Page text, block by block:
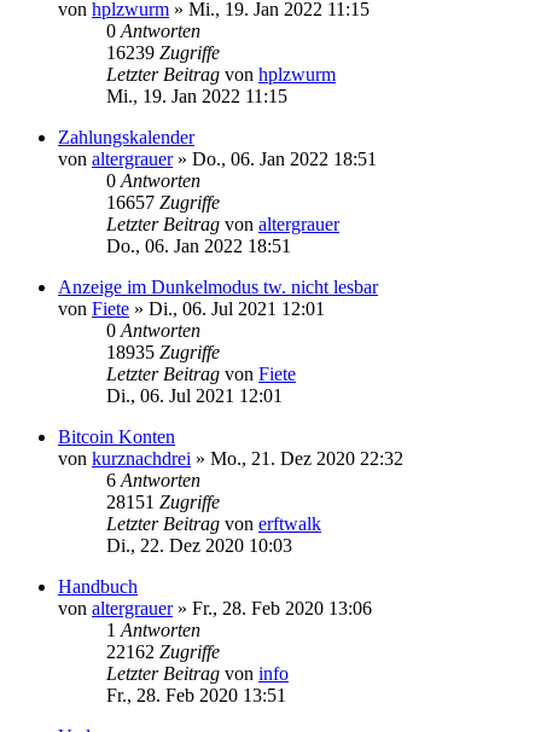
von hplzwurm » Mi., 19. Jan 2022 11:15
0 Antworten
16239 Zugriffe
Letzter Beitrag von hplzwurm
Mi., 19. Jan 2022 11:15
Zahlungskalender
von altergrauer» Do., 06. Jan 2022 18:51
0 Antworten
16657 Zugriffe
Letzter Beitrag von altergrauer
Do., 06. Jan 2022 18:51
Anzeige im Dunkelmodus tw. nicht lesbar
von Fiete » Di., 06. Jul 2021 12:01
0 Antworten
18935 Zugriffe
Letzter Beitrag von Fiete
Di., 06. Jul 2021 12:01
Bitcoin Konten
von kurznachdrei » Mo., 21. Dez 2020 22:32
6 Antworten
28151 Zugriffe
Letzter Beitrag von erftwalk
Di., 22. Dez 2020 10:03
Handbuch
von altergrauer» Fr., 28. Feb 2020 13:06
1 Antworten
22162 Zugriffe
Letzter Beitrag von info
Fr., 28. Feb 2020 13:51